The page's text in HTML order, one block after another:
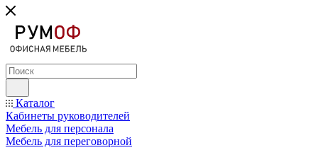
Каталог
Кабинеты руководителей
Мебель для персонала
Мебель для переговорной